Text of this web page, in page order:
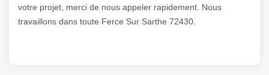
votre projet, merci de nous appeler rapidement. Nous
travaillons dans toute Ferce Sur Sarthe 72430.